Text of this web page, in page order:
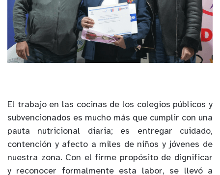
El trabajo en las cocinas de los colegios públicos y
subvencionados es mucho más que cumplir con una
pauta nutricional diaria; es entregar cuidado,
contención y afecto a miles de niños y jóvenes de
nuestra zona. Con el firme propósito de dignificar
y reconocer formalmente esta labor, se llevó a